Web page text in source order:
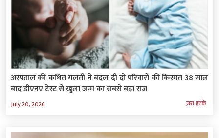
अस्पताल की कथित गलती ने बदल दी दो परिवारों की किस्मत 38 साल
बाद डीएनए टेस्ट से खुला जन्म का सबसे बड़ा राज
July 20, 2026 ज़रा हटके